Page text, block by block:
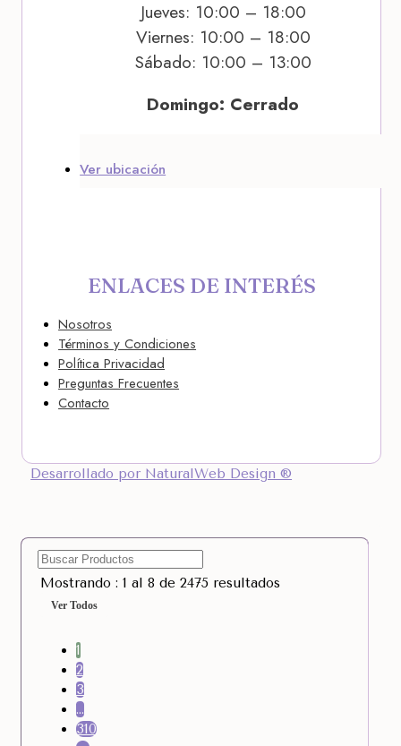
Jueves: 10:00 – 18:00
Viernes: 10:00 – 18:00
Sábado: 10:00 – 13:00
Domingo: Cerrado
Ver ubicación
ENLACES DE INTERÉS
Nosotros
Términos y Condiciones
Política Privacidad
Preguntas Frecuentes
Contacto
Desarrollado por NaturalWeb Design ®
Mostrando : 1 al 8 de 2475 resultados
Ver Todos
1
2
3
…
310